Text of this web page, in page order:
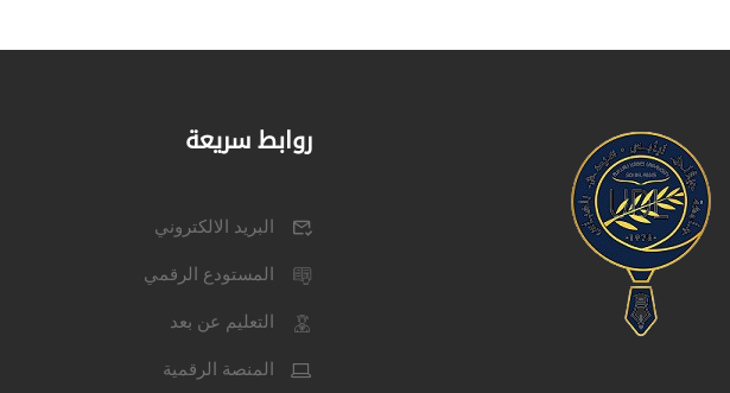
روابط سريعة
البريد الالكتروني
المستودع الرقمي
التعليم عن بعد
المنصة الرقمية